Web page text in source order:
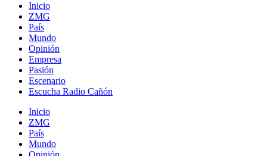
Inicio
ZMG
País
Mundo
Opinión
Empresa
Pasión
Escenario
Escucha Radio Cañón
Inicio
ZMG
País
Mundo